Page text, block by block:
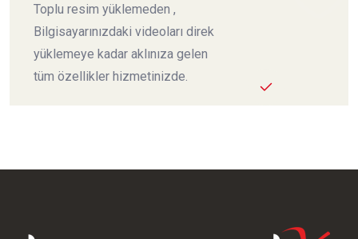
Toplu resim yüklemeden ,
Bilgisayarınızdaki videoları direk
yüklemeye kadar aklınıza gelen
tüm özellikler hizmetinizde.